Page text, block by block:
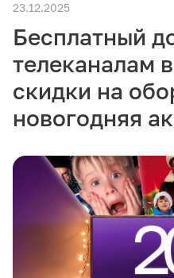
Частным клиентам
Связь
Тарифы Акции
M2M
23.12.2025
Бесплатный
телеканалам
скидки на
новогодняя